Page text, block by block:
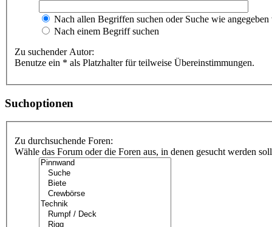
Nach allen Begriffen suchen oder Suche wie angegeben
Nach einem Begriff suchen
Zu suchender Autor:
Benutze ein * als Platzhalter für teilweise Übereinstimmungen.
Suchoptionen
Zu durchsuchende Foren:
Wähle das Forum oder die Foren aus, in denen gesucht werden